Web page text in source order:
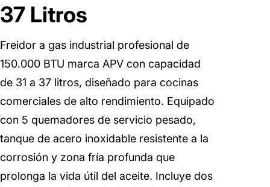
37 Litros
Freidor a gas industrial profesional de
150.000 BTU marca APV con capacidad
de 31 a 37 litros, diseñado para cocinas
comerciales de alto rendimiento. Equipado
con 5 quemadores de servicio pesado,
tanque de acero inoxidable resistente a la
corrosión y zona fría profunda que
prolonga la vida útil del aceite. Incluye dos